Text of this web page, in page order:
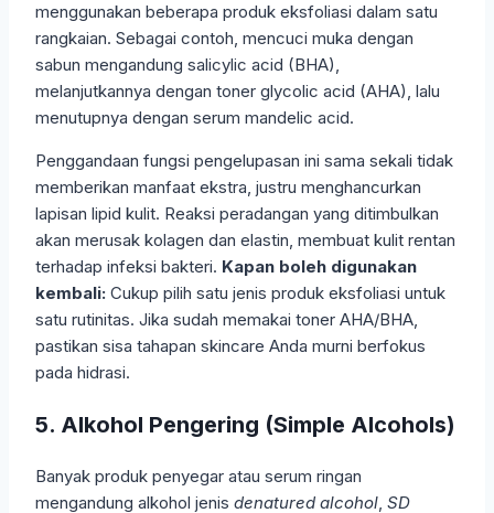
menggunakan beberapa produk eksfoliasi dalam satu
rangkaian. Sebagai contoh, mencuci muka dengan
sabun mengandung salicylic acid (BHA),
melanjutkannya dengan toner glycolic acid (AHA), lalu
menutupnya dengan serum mandelic acid.
Penggandaan fungsi pengelupasan ini sama sekali tidak
memberikan manfaat ekstra, justru menghancurkan
lapisan lipid kulit. Reaksi peradangan yang ditimbulkan
akan merusak kolagen dan elastin, membuat kulit rentan
terhadap infeksi bakteri. Kapan boleh digunakan
kembali: Cukup pilih satu jenis produk eksfoliasi untuk
satu rutinitas. Jika sudah memakai toner AHA/BHA,
pastikan sisa tahapan skincare Anda murni berfokus
pada hidrasi.
5. Alkohol Pengering (Simple Alcohols)
Banyak produk penyegar atau serum ringan
mengandung alkohol jenis denatured alcohol, SD